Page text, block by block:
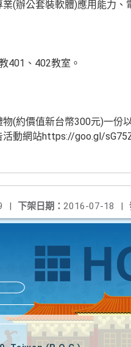
(辦公套裝軟體)應用能力、
401、402教室。
(約價值新台幣300元)一份
動網站https://goo.gl/
下架日期： 2016-07-18 |
|